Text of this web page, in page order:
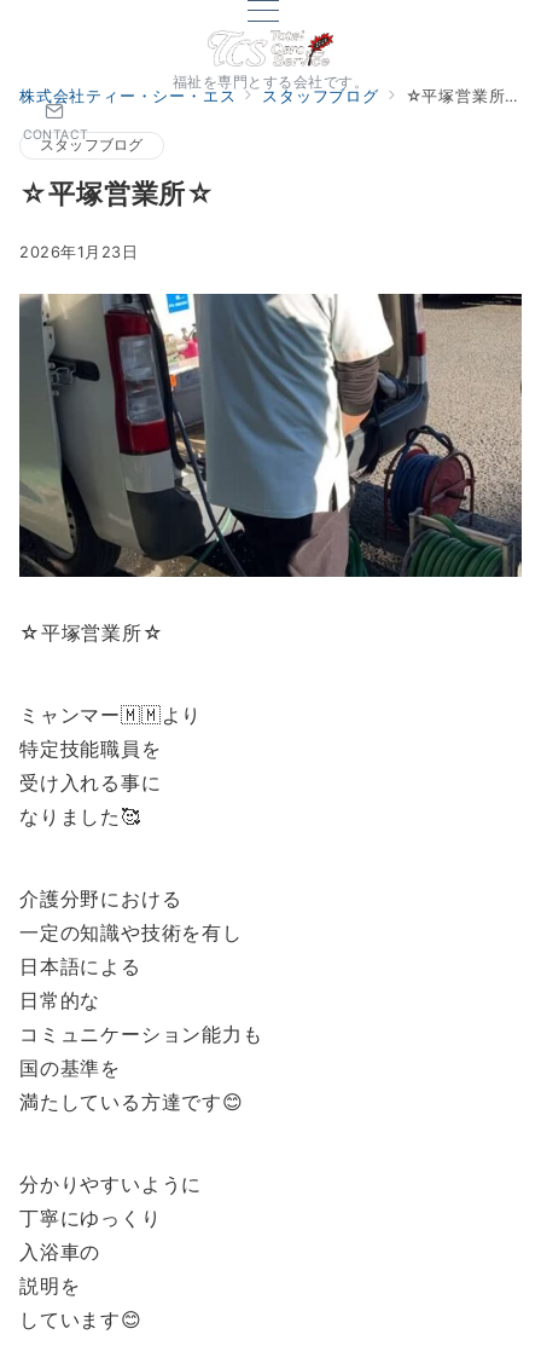
福祉を専門とする会社です。
CONTACT
株式会社ティー・シー・エス スタッフブログ ☆平塚営業所☆
スタッフブログ
☆平塚営業所☆
2026年1月23日
☆平塚営業所☆
ミャンマー🇲🇲より
特定技能職員を
受け入れる事に
なりました🥰
介護分野における
一定の知識や技術を有し
日本語による
日常的な
コミュニケーション能力も
国の基準を
満たしている方達です😊
分かりやすいように
丁寧にゆっくり
入浴車の
説明を
しています😊